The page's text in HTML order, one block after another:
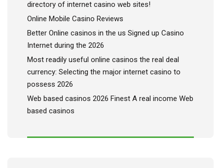
directory of internet casino web sites!
Online Mobile Casino Reviews
Better Online casinos in the us Signed up Casino
Internet during the 2026
Most readily useful online casinos the real deal
currency: Selecting the major internet casino to
possess 2026
Web based casinos 2026 Finest A real income Web
based casinos